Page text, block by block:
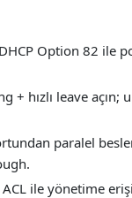
DHCP Option 82 ile
+ hızlı leave açın;
paralel
ACL ile yönetime